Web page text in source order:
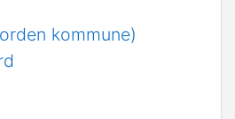
kommune)